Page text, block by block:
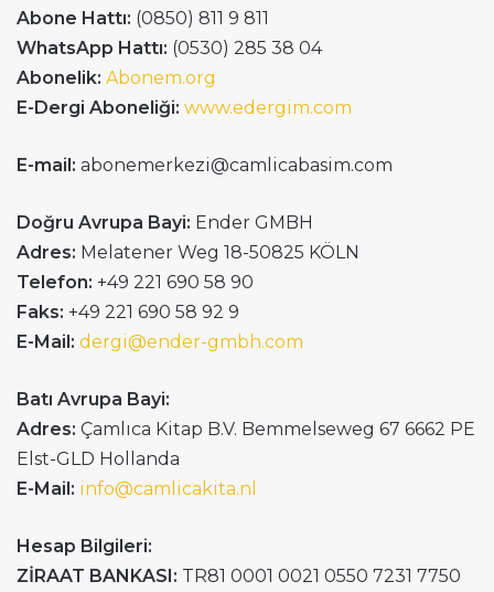
Abone Hattı: (0850) 811 9 811
WhatsApp Hattı: (0530) 285 38 04
Abonelik: Abonem.org
E-Dergi Aboneliği: www.edergim.com
E-mail: abonemerkezi@camlicabasim.com
Doğru Avrupa Bayi: Ender GMBH
Adres: Melatener Weg 18-50825 KÖLN
Telefon: +49 221 690 58 90
Faks: +49 221 690 58 92 9
E-Mail: dergi@ender-gmbh.com
Batı Avrupa Bayi:
Adres: Çamlıca Kitap B.V. Bemmelseweg 67 6662 PE
Elst-GLD Hollanda
E-Mail: info@camlicakita.nl
Hesap Bilgileri:
ZİRAAT BANKASI: TR81 0001 0021 0550 7231 7750